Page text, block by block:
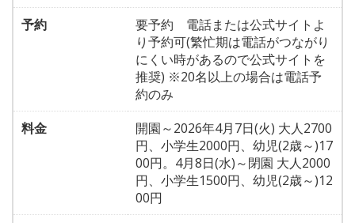
予約
要予約 電話または公式サイトよ
り予約可(繁忙期は電話がつながり
にくい時があるので公式サイトを
推奨) ※20名以上の場合は電話予
約のみ
料金
開園～2026年4月7日(火) 大人2700
円、小学生2000円、幼児(2歳～)17
00円。4月8日(水)～閉園 大人2000
円、小学生1500円、幼児(2歳～)12
00円